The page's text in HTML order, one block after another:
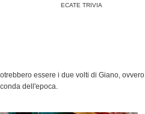
ECATE TRIVIA
essere i due volti di Giano, ovvero
dell'epoca.